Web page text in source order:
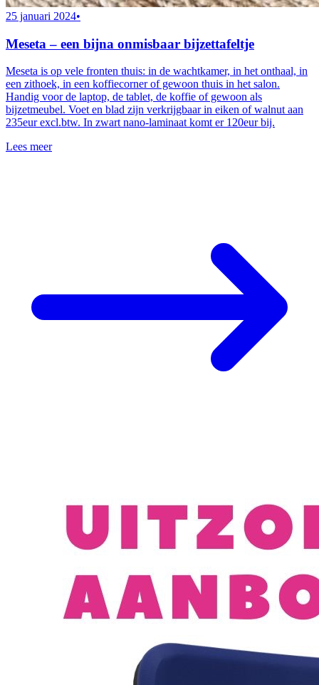
25 januari 2024•
Meseta – een bijna onmisbaar bijzettafeltje
Meseta is op vele fronten thuis: in de wachtkamer, in het onthaal, in
een zithoek, in een koffiecorner of gewoon thuis in het salon.
Handig voor de laptop, de tablet, de koffie of gewoon als
bijzetmeubel. Voet en blad zijn verkrijgbaar in eiken of walnut aan
235eur excl.btw. In zwart nano-laminaat komt er 120eur bij.
Lees meer